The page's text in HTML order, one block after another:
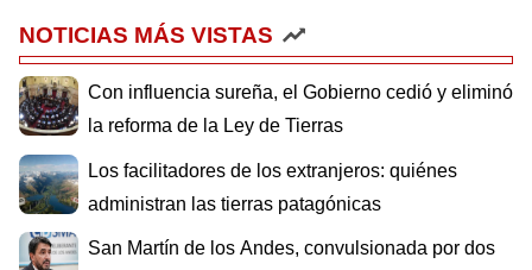
NOTICIAS MÁS VISTAS
Con influencia sureña, el Gobierno cedió y eliminó
la reforma de la Ley de Tierras
Los facilitadores de los extranjeros: quiénes
administran las tierras patagónicas
San Martín de los Andes, convulsionada por dos